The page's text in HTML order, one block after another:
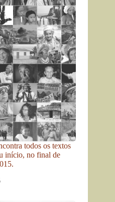
todos os textos
início, no final de